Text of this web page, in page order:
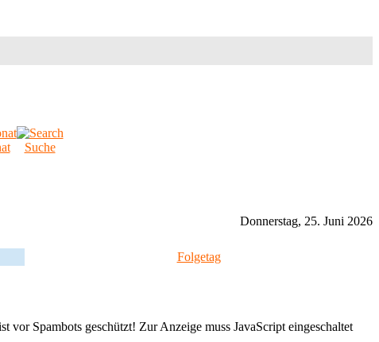
Suche
Donnerstag, 25. Juni 2026
Folgetag
vor Spambots geschützt! Zur Anzeige muss JavaScript eingeschaltet